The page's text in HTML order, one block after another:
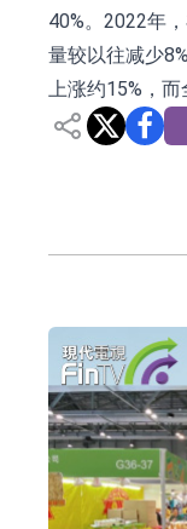
【异
日
依
【
神
【
浙江
山
40%。2022年
量较以往减少
上涨约15%，